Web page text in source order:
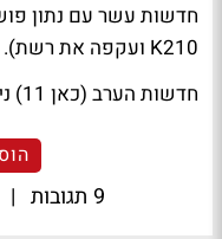
210
K ועקפה את רשת).
חדשות הערב (כאן 11) ניפקה 4% (97
9 תגובות |